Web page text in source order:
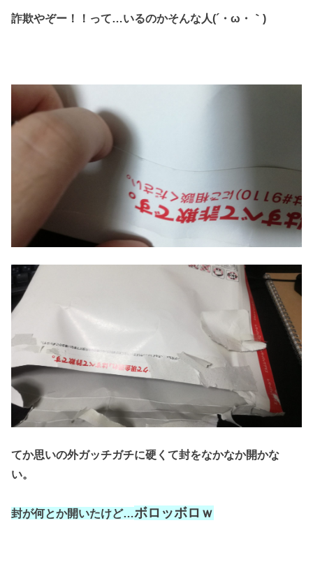
詐欺やぞー！！って…いるのかそんな人(´・ω・｀)
てか思いの外ガッチガチに硬くて封をなかなか開かな
い。
封が何とか開いたけど…ボロッボロｗ